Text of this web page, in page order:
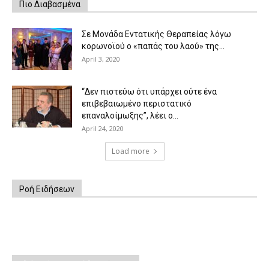
Πιο Διαβασμένα
Σε Μονάδα Εντατικής Θεραπείας λόγω
κορωνοϊού ο «παπάς του λαού» της...
April 3, 2020
“Δεν πιστεύω ότι υπάρχει ούτε ένα
επιβεβαιωμένο περιστατικό
επαναλοίμωξης”, λέει ο...
April 24, 2020
Load more
Ροή Ειδήσεων